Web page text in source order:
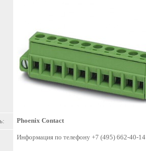
Phoenix Contact
Информация по телефону +7 (495) 662-40-14